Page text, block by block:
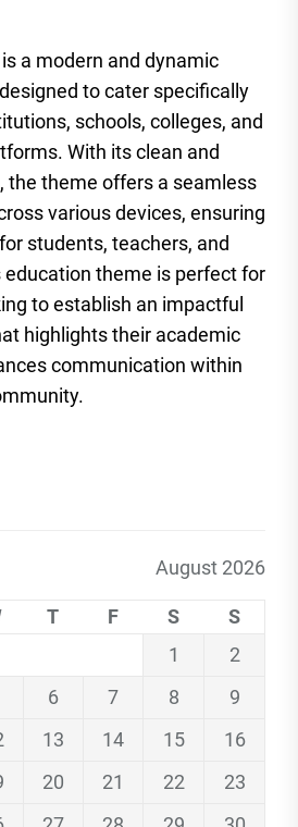
a modern and dynamic
to cater specifically
schools, colleges, and
With its clean and
the theme offers a seamless
various devices, ensuring
students, teachers, and
education theme is perfect for
to establish an impactful
highlights their academic
communication within
August 2026
T F S
S
1
2
6 7 8
9
13 14 15
16
20 21 22
23